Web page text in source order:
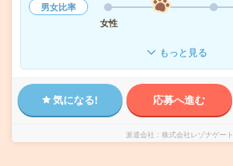
男女比率
女性
もっと見る
気になる! 応募へ進む
派遣会社 株式会社レゾナゲート